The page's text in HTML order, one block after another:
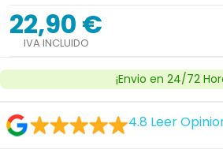
22,90 €
IVA INCLUIDO
¡Envio en 24/72
4.8 Leer